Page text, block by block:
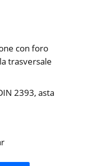
con foro
trasversale
2393, asta